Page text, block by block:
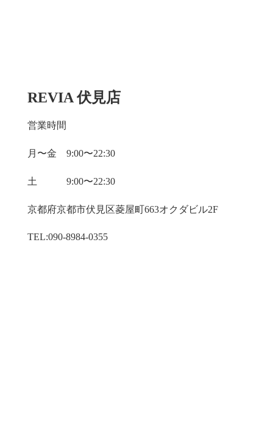
REVIA 伏見店
営業時間
月〜金 9:00〜22:30
土 9:00〜22:30
京都府京都市伏見区菱屋町663オクダビル2F
TEL:090-8984-0355